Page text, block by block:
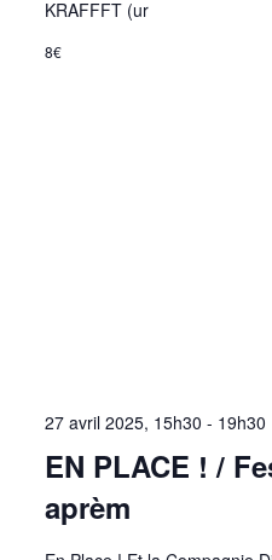
KRAFFFT (ur
8€
27 avril 2025, 15h30 - 19h30
EN PLACE ! /
aprèm